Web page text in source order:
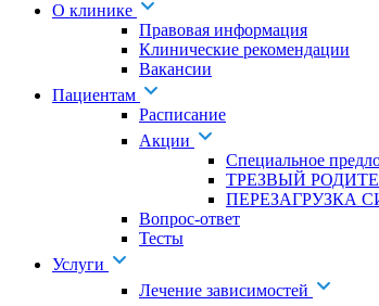
О клинике
Правовая информация
Клинические рекомендации
Вакансии
Пациентам
Расписание
Акции
Специальное
ТРЕЗВЫЙ
ПЕРЕЗАГРУЗКА
Вопрос-ответ
Тесты
Услуги
Лечение зависимостей